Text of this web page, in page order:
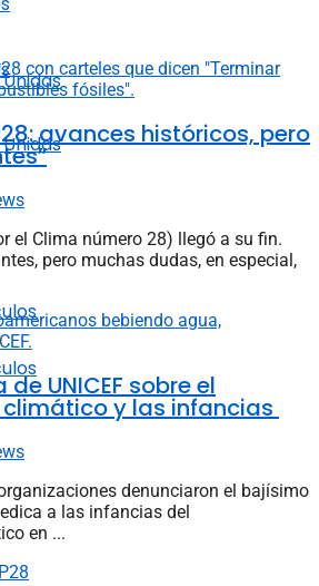
avances históricos, pero
el Clima número 28) llegó a su fin.
pero muchas dudas, en especial,
UNICEF sobre el
y las infancias
denunciaron el bajísimo
a las infancias del
en ...